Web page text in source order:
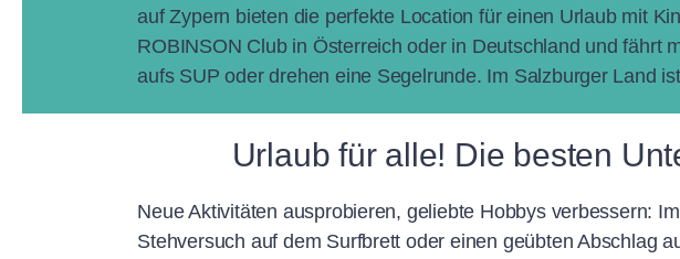
auf Zypern bieten die perfekte Location für einen Urlaub mit
ROBINSON Club in Österreich oder in Deutschland und fährt
aufs SUP oder drehen eine Segelrunde. Im Salzburger Land
Urlaub für alle! Die besten
Neue Aktivitäten ausprobieren, geliebte Hobbys verbessern:
Stehversuch auf dem Surfbrett oder einen geübten Abschlag